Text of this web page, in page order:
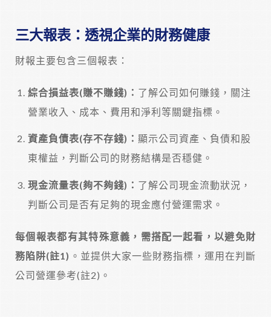
三大報表：透視企業的財務健康
財報主要包含三個報表：
綜合損益表(賺不賺錢)： 了解公司如何賺錢，關注
營業收入、成本、費用和淨利等關鍵指標。
資產負債表(存不存錢)： 顯示公司資產、負債和股
東權益，判斷公司的財務結構是否穩健。
現金流量表(夠不夠錢)： 了解公司現金流動狀況，
判斷公司是否有足夠的現金應付營運需求。
每個報表都有其特殊意義，需搭配一起看，以避免財
務陷阱(註1) 。並提供大家一些財務指標，運用在判斷
公司營運參考(註2)。